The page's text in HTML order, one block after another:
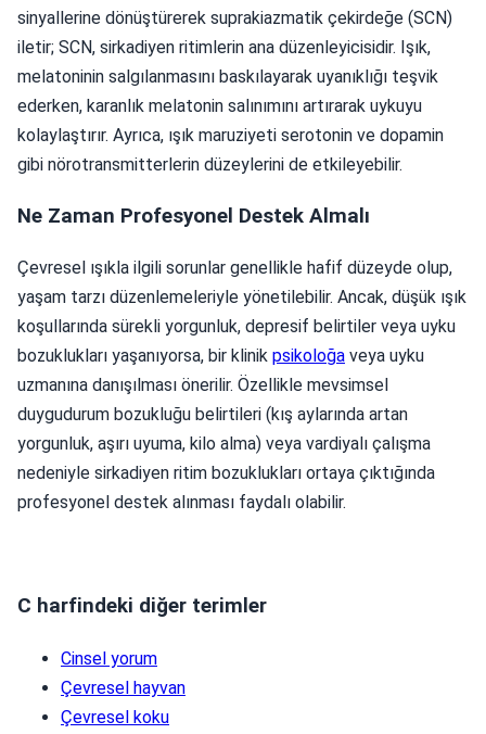
sinyallerine dönüştürerek suprakiazmatik çekirdeğe (SCN)
iletir; SCN, sirkadiyen ritimlerin ana düzenleyicisidir. Işık,
melatoninin salgılanmasını baskılayarak uyanıklığı teşvik
ederken, karanlık melatonin salınımını artırarak uykuyu
kolaylaştırır. Ayrıca, ışık maruziyeti serotonin ve dopamin
gibi nörotransmitterlerin düzeylerini de etkileyebilir.
Ne Zaman Profesyonel Destek Almalı
Çevresel ışıkla ilgili sorunlar genellikle hafif düzeyde olup,
yaşam tarzı düzenlemeleriyle yönetilebilir. Ancak, düşük ışık
koşullarında sürekli yorgunluk, depresif belirtiler veya uyku
bozuklukları yaşanıyorsa, bir klinik psikoloğa veya uyku
uzmanına danışılması önerilir. Özellikle mevsimsel
duygudurum bozukluğu belirtileri (kış aylarında artan
yorgunluk, aşırı uyuma, kilo alma) veya vardiyalı çalışma
nedeniyle sirkadiyen ritim bozuklukları ortaya çıktığında
profesyonel destek alınması faydalı olabilir.
C harfindeki diğer terimler
Cinsel yorum
Çevresel hayvan
Çevresel koku